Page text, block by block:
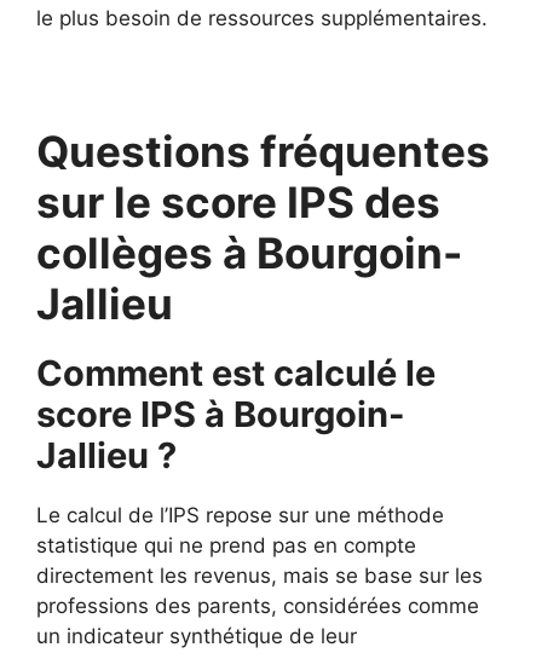
le plus besoin de ressources supplémentaires.
Questions fréquentes
sur le score IPS des
collèges à Bourgoin-
Jallieu
Comment est calculé le
score IPS à Bourgoin-
Jallieu ?
Le calcul de l’IPS repose sur une méthode
statistique qui ne prend pas en compte
directement les revenus, mais se base sur les
professions des parents, considérées comme
un indicateur synthétique de leur